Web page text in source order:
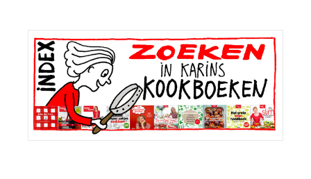
Primaire
Sidebar